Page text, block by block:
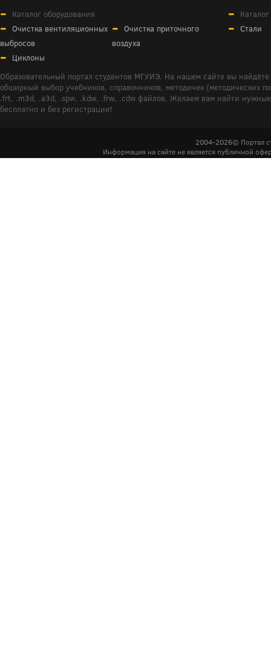
Каталог оборудования
Очистка вентиляционных
выбросов
Очистка приточного
воздуха
Циклоны
Стали
Образовательный портал студентов МГУИЭ. На нашем сайте вы
обширный выбор учебников, справочников, методичек (методических
.frt, .m3d, .a3d, .spw, .kdw, .frw, .cdw файлов. Желаем вам найти
бесплатно и без регистрации!
2004-2026© Портал
Информация на сайте не является публичной